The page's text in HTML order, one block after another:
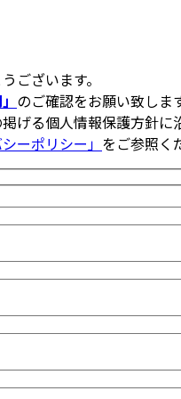
ございます。
のご確認をお願い致しま
げる個人情報保護方針
ーポリシー」 をご参照く